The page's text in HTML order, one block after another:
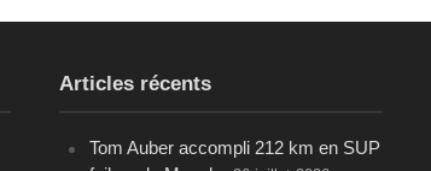
Articles récents
Tom Auber accompli 212 km en SUP